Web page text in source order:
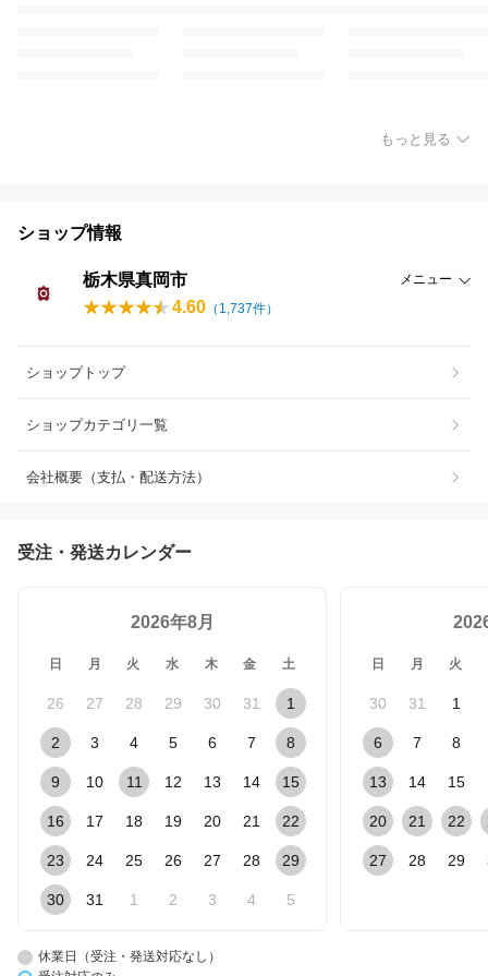
もっと見る
ショップ情報
栃木県真岡市 メニュー
4.60 （ 1,737件）
ショップトップ
ショップカテゴリ一覧
会社概要（支払・配送方法）
受注・発送カレンダー
2026年8月
日 月 火 水 木 金 土
26 27 28 29 30 31 1
2 3 4 5 6 7 8
9 10 11 12 13 14 15
16 17 18 19 20 21 22
23 24 25 26 27 28 29
30 31 1 2 3 4 5
日 月 火
30 31 1
6 7 8
13 14 15
20 21 22
27 28 29
休業日（受注・発送対応なし）